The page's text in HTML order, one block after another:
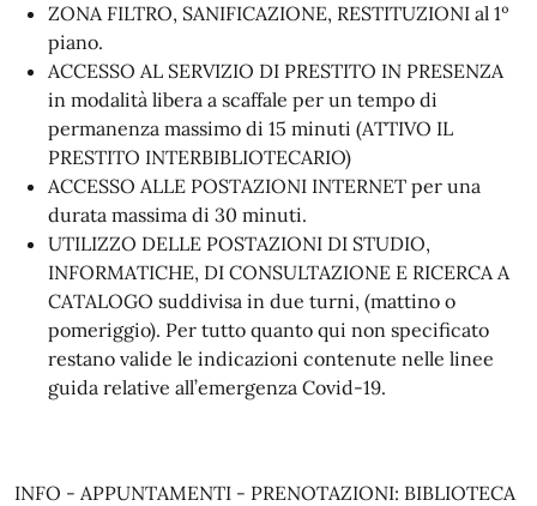
ZONA FILTRO, SANIFICAZIONE, RESTITUZIONI al 1º
piano.
ACCESSO AL SERVIZIO DI PRESTITO IN PRESENZA
in modalità libera a scaffale per un tempo di
permanenza massimo di 15 minuti (ATTIVO IL
PRESTITO INTERBIBLIOTECARIO)
ACCESSO ALLE POSTAZIONI INTERNET per una
durata massima di 30 minuti.
UTILIZZO DELLE POSTAZIONI DI STUDIO,
INFORMATICHE, DI CONSULTAZIONE E RICERCA A
CATALOGO suddivisa in due turni, (mattino o
pomeriggio). Per tutto quanto qui non specificato
restano valide le indicazioni contenute nelle linee
guida relative all’emergenza Covid-19.
INFO - APPUNTAMENTI - PRENOTAZIONI: BIBLIOTECA